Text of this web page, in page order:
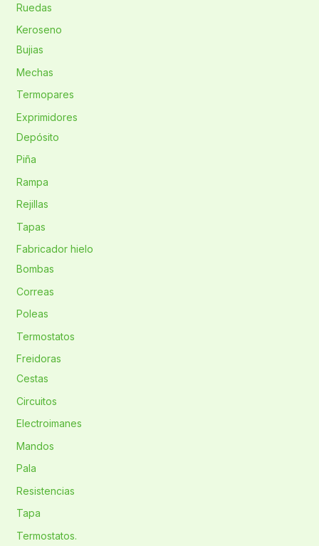
Ruedas
Keroseno
Bujias
Mechas
Termopares
Exprimidores
Depósito
Piña
Rampa
Rejillas
Tapas
Fabricador hielo
Bombas
Correas
Poleas
Termostatos
Freidoras
Cestas
Circuitos
Electroimanes
Mandos
Pala
Resistencias
Tapa
Termostatos.